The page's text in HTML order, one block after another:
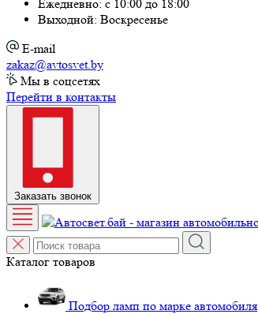
Ежедневно: с 10:00 до 18:00
Выходной: Воскресенье
E-mail
zakaz@avtosvet.by
Мы в соцсетях
Перейти в контакты
Заказать звонок
Каталог товаров
Подбор ламп по марке автомобиля